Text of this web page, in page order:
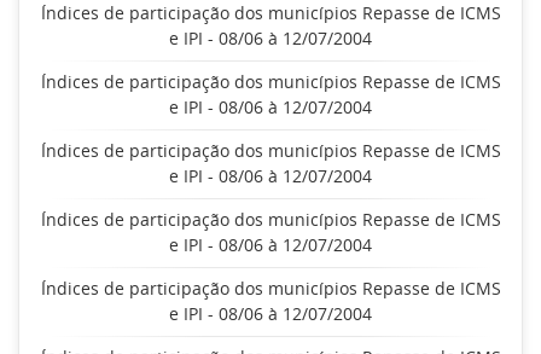
Índices de participação dos municípios Repasse de ICMS
e IPI - 08/06 à 12/07/2004
Índices de participação dos municípios Repasse de ICMS
e IPI - 08/06 à 12/07/2004
Índices de participação dos municípios Repasse de ICMS
e IPI - 08/06 à 12/07/2004
Índices de participação dos municípios Repasse de ICMS
e IPI - 08/06 à 12/07/2004
Índices de participação dos municípios Repasse de ICMS
e IPI - 08/06 à 12/07/2004